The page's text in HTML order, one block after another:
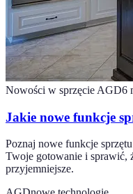
Nowości w sprzęcie AGD6
Jakie nowe funkcje
Poznaj nowe funkcje
Twoje gotowanie i sprawić,
przyjemniejsze.